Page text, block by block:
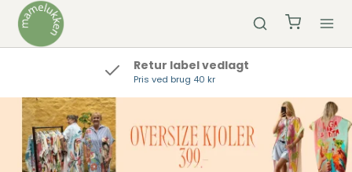
Retur label vedlagt
Pris ved brug 40 kr